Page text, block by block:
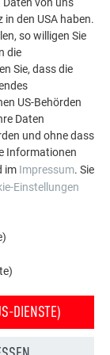
Sie
langlebigen
und
Daten von uns
den USA haben.
so willigen Sie
die
Sie, dass die
US-Behörden
Daten
und ohne dass
Informationen
im Impressum. Sie
Einstellungen
DIENSTE)